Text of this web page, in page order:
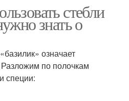
стебли
знать о
означает
по полочкам
специи: